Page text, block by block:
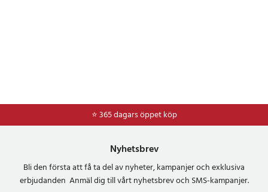
⭐ 365 dagars öppet köp
⭐Frakt 49kr *
Nyhetsbrev
Bli den första att få ta del av nyheter, kampanjer och exklusiva
erbjudanden Anmäl dig till vårt nyhetsbrev och SMS-kampanjer.